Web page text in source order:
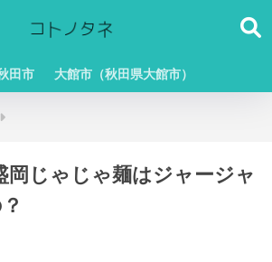
田市 大館市（秋田県大館市）
岡じゃじゃ麺はジャージャ